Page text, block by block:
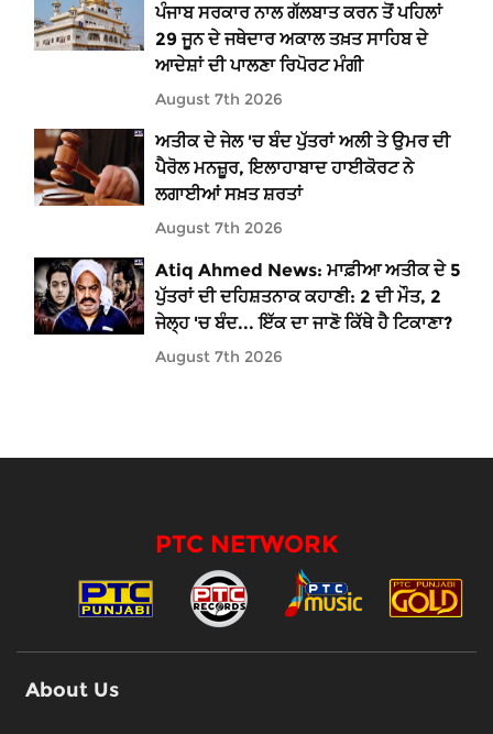
ਪੰਜਾਬ ਸਰਕਾਰ ਨਾਲ ਗੱਲਬਾਤ ਕਰਨ ਤੋਂ ਪਹਿਲਾਂ
29 ਜੂਨ ਦੇ ਜਥੇਦਾਰ ਅਕਾਲ ਤਖ਼ਤ ਸਾਹਿਬ ਦੇ
ਆਦੇਸ਼ਾਂ ਦੀ ਪਾਲਣਾ ਰਿਪੋਰਟ ਮੰਗੀ
August 7th 2026
ਅਤੀਕ ਦੇ ਜੇਲ 'ਚ ਬੰਦ ਪੁੱਤਰਾਂ ਅਲੀ ਤੇ ਉਮਰ ਦੀ
ਪੈਰੋਲ ਮਨਜ਼ੂਰ, ਇਲਾਹਾਬਾਦ ਹਾਈਕੋਰਟ ਨੇ
ਲਗਾਈਆਂ ਸਖ਼ਤ ਸ਼ਰਤਾਂ
August 7th 2026
Atiq Ahmed News: ਮਾਫ਼ੀਆ ਅਤੀਕ ਦੇ 5
ਪੁੱਤਰਾਂ ਦੀ ਦਹਿਸ਼ਤਨਾਕ ਕਹਾਣੀ: 2 ਦੀ ਮੌਤ, 2
ਜੇਲ੍ਹ 'ਚ ਬੰਦ... ਇੱਕ ਦਾ ਜਾਣੋ ਕਿੱਥੇ ਹੈ ਟਿਕਾਣਾ?
August 7th 2026
PTC NETWORK
About Us